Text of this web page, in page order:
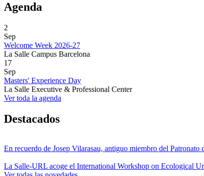
Agenda
2
Sep
Welcome Week 2026-27
La Salle Campus Barcelona
17
Sep
Masters' Experience Day
La Salle Executive & Professional Center
Ver toda la agenda
Destacados
En recuerdo de Josep Vilarasau, antiguo miembro del
La Salle-URL acoge el International Workshop on Ecological